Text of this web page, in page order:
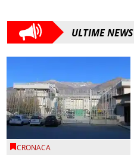
ULTIME NEWS
CRONACA